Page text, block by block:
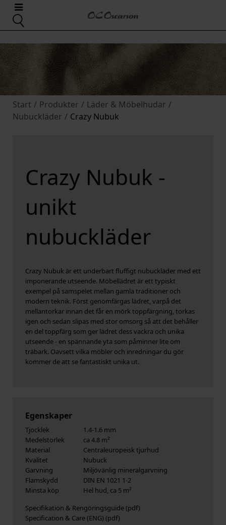
Start / Produkter / Läder & Möbelhudar /
Nubuckläder / Crazy Nubuk
Crazy Nubuk -
unikt
nubuckläder
Crazy Nubuk är ett underbart fluffigt nubuckläder med ett
imponerande utseende. Möbellädret är ett typiskt
exempel på samspelet mellan gamla traditioner och
modern teknik. Först genomfärgas lädret, varpå det
mellantorkar innan det får en mörk toppfärgning, torkas
igen och sedan slipas med stor omsorg så att det behåller
en del toppfärg som ger lädret dess vackra och unika
utseende - en spännande yta som påminner lite om
träbark. Oavsett vilka möbler och inredningar du gör
kommer de att se fantastiskt unika ut.
Egenskaper
Tjocklek
1.4-1.6 mm
Medelstorlek
ca 4.8 m²
Material
Centraleuropeisk tjurhud
Kvalitet
Nubuck
Garvning
Miljövänlig mineralgarvning
Flamskydd
DIN EN 1021 1-2
Minsta köp
Hel hud, ca 5 m²
Specifikation & Rengöringsguide
Specification & Care (ENG)